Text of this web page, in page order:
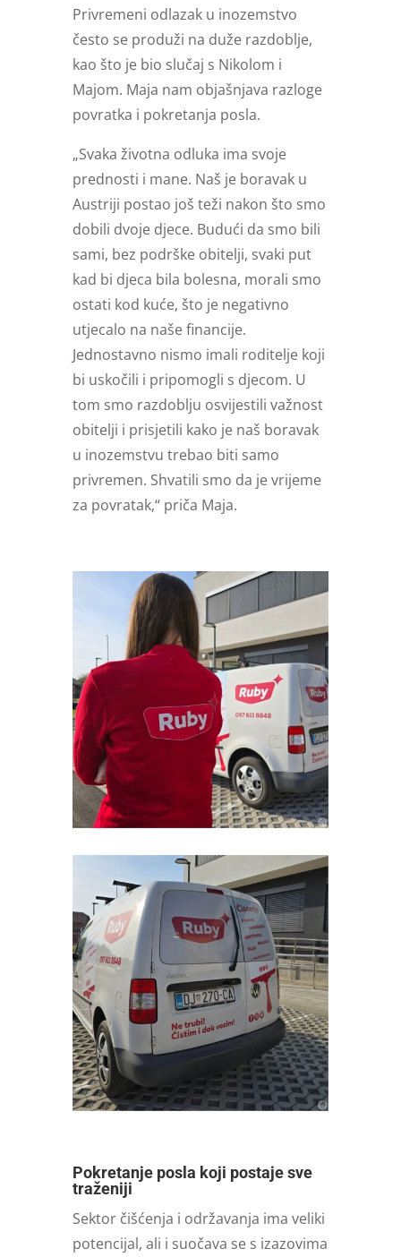
Privremeni odlazak u inozemstvo
često se produži na duže razdoblje,
kao što je bio slučaj s Nikolom i
Majom. Maja nam objašnjava razloge
povratka i pokretanja posla.
„Svaka životna odluka ima svoje
prednosti i mane. Naš je boravak u
Austriji postao još teži nakon što smo
dobili dvoje djece. Budući da smo bili
sami, bez podrške obitelji, svaki put
kad bi djeca bila bolesna, morali smo
ostati kod kuće, što je negativno
utjecalo na naše financije.
Jednostavno nismo imali roditelje koji
bi uskočili i pripomogli s djecom. U
tom smo razdoblju osvijestili važnost
obitelji i prisjetili kako je naš boravak
u inozemstvu trebao biti samo
privremen. Shvatili smo da je vrijeme
za povratak,“ priča Maja.
Pokretanje posla koji postaje sve
traženiji
Sektor čišćenja i održavanja ima veliki
potencijal, ali i suočava se s izazovima